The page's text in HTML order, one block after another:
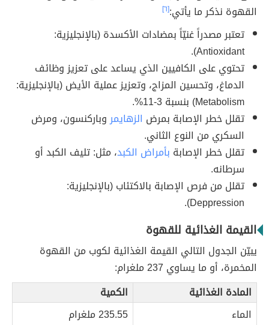
القهوة نذكر ما يأتي:[٦]
تعتبر مصدراً غنيّاً بمضادات الأكسدة (بالإنجليزية:
Antioxidant).
تحتوي على الكافيين الذي يساعد على تعزيز وظائف
الدماغ، وتحسين المزاج، وتعزيز عملية الأيض (بالإنجليزية:
Metabolism) بنسبة 3-11%.
تقلل خطر الإصابة بمرض الزهايمروباركنسون، ومرض
السكري من النوع الثاني.
تقلل خطر الإصابة بأمراض الكبد، مثل: تليف الكبد أو
سرطانه.
تقلل من فرص الإصابة بالاكتئاب (بالإنجليزية:
Deppression).
القيمة الغذائية للقهوة
يبيّن الجدول التالي القيمة الغذائية لكوب من القهوة
المخمرة، أو ما يساوي 237 ملغرام:
المادة الغذائية
الكمية
الماء
235.55 ملغرام